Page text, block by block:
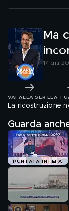
Ma
17 giu
VAI ALLA SERIE LA
La ricostruzione
Guarda
PUNTATA INTERA